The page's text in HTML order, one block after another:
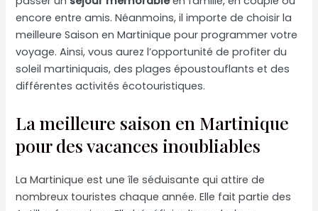
encore entre amis. Néanmoins, il importe de choisir la
meilleure Saison en Martinique pour programmer votre
voyage. Ainsi, vous aurez l’opportunité de profiter du
soleil martiniquais, des plages époustouflants et des
différentes activités écotouristiques.
La meilleure saison en Martinique
pour des vacances inoubliables
La Martinique est une île séduisante qui attire de
nombreux touristes chaque année. Elle fait partie des